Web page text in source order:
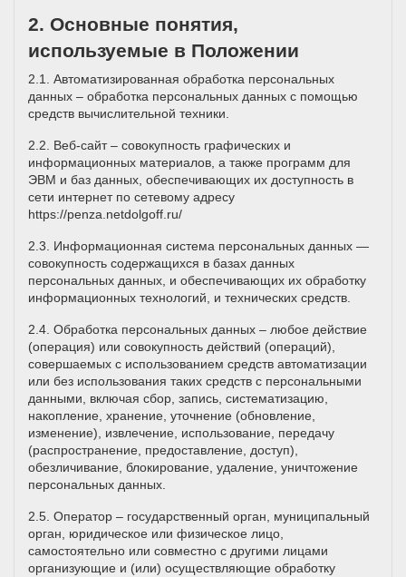
2. Основные понятия,
используемые в Положении
2.1. Автоматизированная обработка персональных
данных – обработка персональных данных с помощью
средств вычислительной техники.
2.2. Веб-сайт – совокупность графических и
информационных материалов, а также программ для
ЭВМ и баз данных, обеспечивающих их доступность в
сети интернет по сетевому адресу
https://penza.netdolgoff.ru/
2.3. Информационная система персональных данных —
совокупность содержащихся в базах данных
персональных данных, и обеспечивающих их обработку
информационных технологий, и технических средств.
2.4. Обработка персональных данных – любое действие
(операция) или совокупность действий (операций),
совершаемых с использованием средств автоматизации
или без использования таких средств с персональными
данными, включая сбор, запись, систематизацию,
накопление, хранение, уточнение (обновление,
изменение), извлечение, использование, передачу
(распространение, предоставление, доступ),
обезличивание, блокирование, удаление, уничтожение
персональных данных.
2.5. Оператор – государственный орган, муниципальный
орган, юридическое или физическое лицо,
самостоятельно или совместно с другими лицами
организующие и (или) осуществляющие обработку